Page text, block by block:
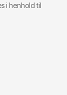
i henhold til